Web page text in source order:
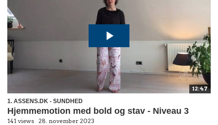
12:47
1. ASSENS.DK - SUNDHED
Hjemmemotion med bold og stav - Niveau 3
141 views 28. november 2023